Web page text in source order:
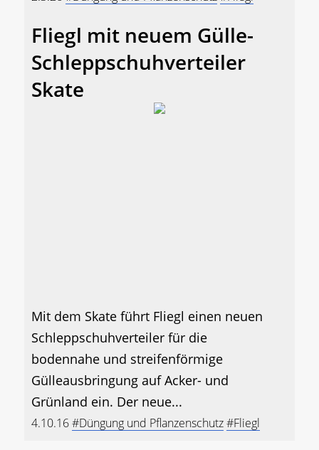
Fliegl mit neuem Gülle-
Schleppschuhverteiler
Skate
Mit dem Skate führt Fliegl einen neuen
Schleppschuhverteiler für die
bodennahe und streifenförmige
Gülleausbringung auf Acker- und
Grünland ein. Der neue...
4.10.16#Düngung und Pflanzenschutz#Fliegl